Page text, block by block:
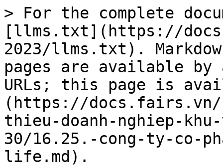
> For the complete
[llms.txt](https://
2023/llms.txt).
pages are available by
URLs; this page is
(https://docs.fairs.vn/
thieu-doanh-nghiep-
30/16.25.-cong-ty-co-
life.md).